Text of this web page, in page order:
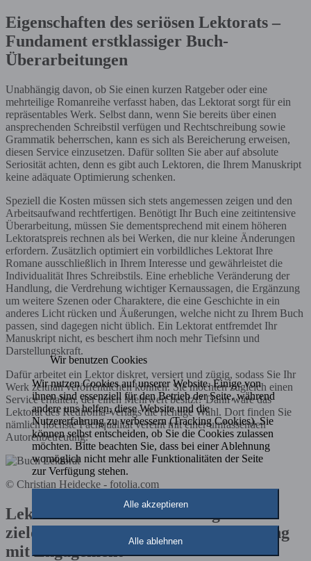
Eigenschaften des seriösen Lektorats –
Fundament erstklassiger Buch-
Überarbeitungen
Unabhängig davon, ob Sie einen kurzen Ratgeber oder eine
mehrteilige Romanreihe verfasst haben, das Lektorat sorgt für ein
repräsentables Werk. Selbst dann, wenn Sie bereits über einen
ansprechenden Schreibstil verfügen und Rechtschreibung sowie
Grammatik beherrschen, kann es sich als Bereicherung erweisen,
diesen Service einzusetzen. Dafür sollten Sie aber auf absolute
Seriosität achten, denn es gibt auch Lektoren, die Ihrem Manuskript
keine adäquate Optimierung schenken.
Speziell die Kosten müssen sich stets angemessen zeigen und den
Arbeitsaufwand rechtfertigen. Benötigt Ihr Buch eine zeitintensive
Überarbeitung, müssen Sie dementsprechend mit einem höheren
Lektoratspreis rechnen als bei Werken, die nur kleine Änderungen
erfordern. Zusätzlich optimiert ein vorbildliches Lektorat Ihre
Romane ausschließlich in Ihrem Interesse und gewährleistet die
Individualität Ihres Schreibstils. Eine erhebliche Veränderung der
Handlung, die Verdrehung wichtiger Kernaussagen, die Ergänzung
um weitere Szenen oder Charaktere, die eine Geschichte in ein
anderes Licht rücken und Äußerungen, welche nicht zu Ihrem Buch
passen, sind dagegen nicht üblich. Ein Lektorat entfremdet Ihr
Manuskript nicht, es beschert ihm noch mehr Tiefsinn und
Darstellungskraft.
Dafür arbeitet ein Lektor diskret, versiert und zügig, sodass Sie Ihr
Werk zeitnah veröffentlichen können. Sie möchten zugleich einen
Service erhalten, der einen Mehrwert besitzt? Dann wäre das
Lektorat des Rediroma-Verlags die richtige Wahl. Dort finden Sie
nämlich höchste Fachqualität vereint mit einer umfassenden
Autorenbetreuung.
© Christian Heidecke - fotolia.com
Lektorat im Rediroma-Verlag –
zielorientierte Manuskript-Bearbeitung
mit Engagement
Wir benutzen Cookies
Wir nutzen Cookies auf unserer Website. Einige von
ihnen sind essenziell für den Betrieb der Seite, während
andere uns helfen, diese Website und die
Nutzererfahrung zu verbessern (Tracking Cookies). Sie
können selbst entscheiden, ob Sie die Cookies zulassen
möchten. Bitte beachten Sie, dass bei einer Ablehnung
womöglich nicht mehr alle Funktionalitäten der Seite
zur Verfügung stehen.
Alle akzeptieren
Alle ablehnen